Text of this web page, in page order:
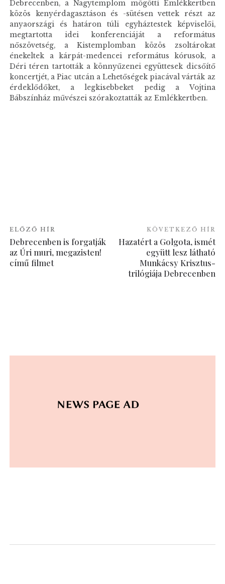
Debrecenben, a Nagytemplom mögötti Emlékkertben
közös kenyérdagasztáson és -sütésen vettek részt az
anyaországi és határon túli egyháztestek képviselői,
megtartotta idei konferenciáját a református
nőszövetség, a Kistemplomban közös zsoltárokat
énekeltek a kárpát-medencei református kórusok, a
Déri téren tartották a könnyűzenei együttesek dicsőítő
koncertjét, a Piac utcán a Lehetőségek piacával várták az
érdeklődőket, a legkisebbeket pedig a Vojtina
Bábszínház művészei szórakoztatták az Emlékkertben.
ELŐZŐ HÍR
Debrecenben is forgatják
az Úri muri, megazisten!
című filmet
KÖVETKEZŐ HÍR
Hazatért a Golgota, ismét
együtt lesz látható
Munkácsy Krisztus-
trilógiája Debrecenben